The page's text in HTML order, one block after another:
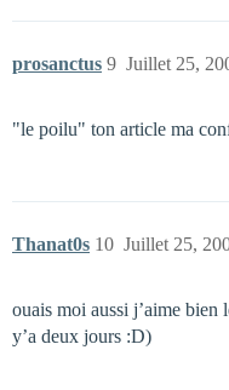
prosanctus Juillet 25,
9
"le poilu" ton article ma
Thanat0s Juillet 25,
10
ouais moi aussi j’aime
y’a deux jours :D)